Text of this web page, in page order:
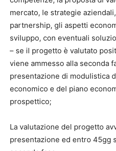
mercato, le strategie
partnership, gli aspetti
sviluppo, con eventuali
– se il progetto è valutato
viene ammesso alla seconda
presentazione di modulistica
economico e del piano
prospettico;
La valutazione del progetto
presentazione ed entro 45gg